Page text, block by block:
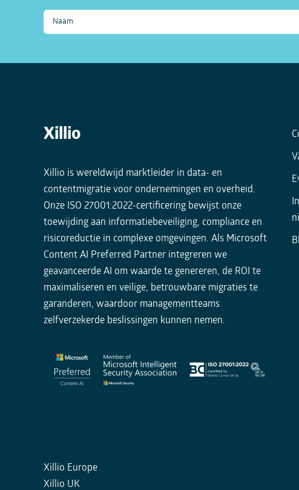
Xillio
Xillio is wereldwijd marktleider in data- en
contentmigratie voor ondernemingen en overheid.
Onze ISO 27001:2022-certificering bewijst onze
toewijding aan informatiebeveiliging, compliance en
risicoreductie in complexe omgevingen. Als Microsoft
Content AI Preferred Partner integreren we
geavanceerde AI om waarde te genereren, de ROI te
maximaliseren en veilige, betrouwbare migraties te
garanderen, waardoor managementteams
zelfverzekerde beslissingen kunnen nemen.
Xillio Europe
Xillio UK